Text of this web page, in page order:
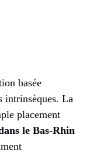
basée
intrinsèques. La
placement
le Bas-Rhin